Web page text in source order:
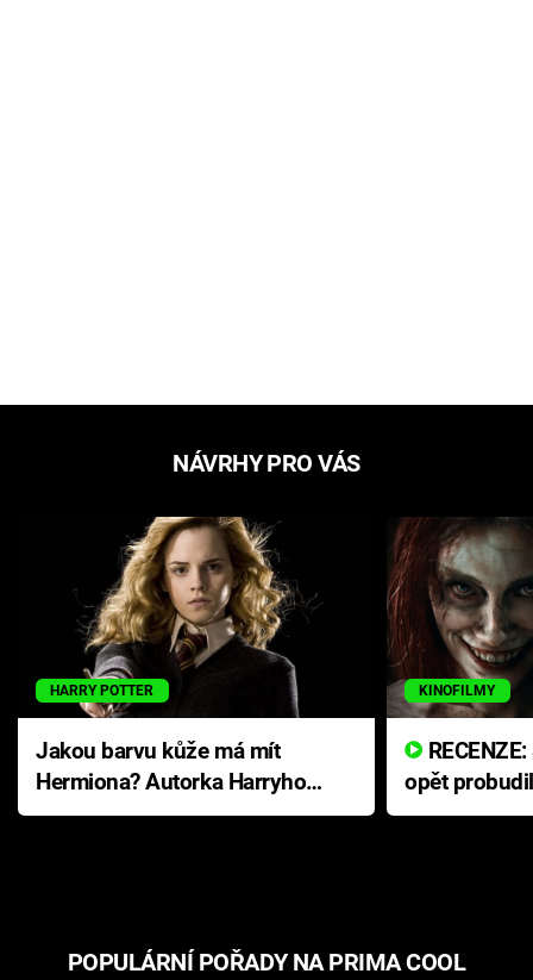
NÁVRHY PRO VÁS
HARRY POTTER
Jakou barvu kůže má mít
Hermiona? Autorka Harryho
Pottera přišla s ráznou
KINOFILMY
opět
přichází s
POPULÁRNÍ POŘADY NA PRIMA COOL